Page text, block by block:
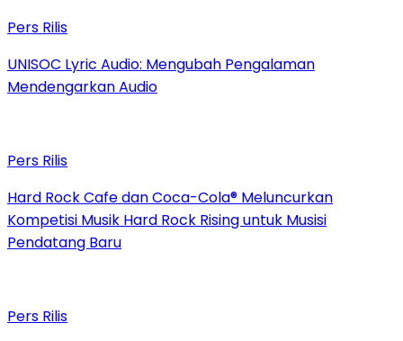
Pers Rilis
UNISOC Lyric Audio: Mengubah Pengalaman
Mendengarkan Audio
Pers Rilis
Hard Rock Cafe dan Coca-Cola® Meluncurkan
Kompetisi Musik Hard Rock Rising untuk Musisi
Pendatang Baru
Pers Rilis